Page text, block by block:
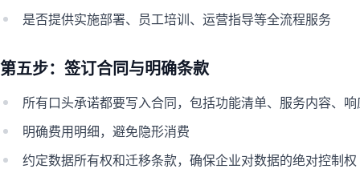
是否提供实施部署、员工培训、运营指导等全流程服务
第五步：签订合同与明确条款
所有口头承诺都要写入合同，包括功能清单、服务内容、
明确费用明细，避免隐形消费
约定数据所有权和迁移条款，确保企业对数据的绝对控制权